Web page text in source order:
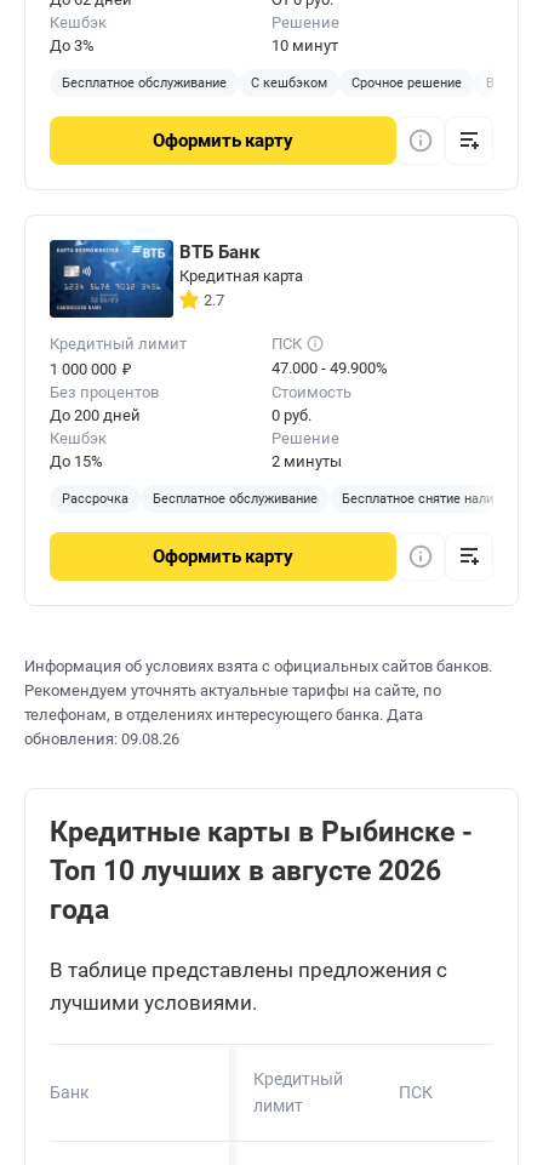
Кешбэк
До 3%
Решение
10 минут
Бесплатное обслуживание С кешбэком Срочное решение В
Оформить карту
ВТБ Банк
Кредитная карта
2.7
Кредитный лимит
1 000 000 ₽
ПСК
47.000 - 49.900%
Без процентов
До 200 дней
Стоимость
0 руб.
Кешбэк
До 15%
Решение
2 минуты
Рассрочка Бесплатное обслуживание Бесплатное снятие наличных
Оформить карту
Информация об условиях взята с официальных сайтов банков.
Рекомендуем уточнять актуальные тарифы на сайте, по
телефонам, в отделениях интересующего банка. Дата
обновления: 09.08.26
Кредитные карты в Рыбинске -
Топ 10 лучших в августе 2026
года
В таблице представлены предложения с
лучшими условиями.
Банк
Кредитный
лимит
ПСК